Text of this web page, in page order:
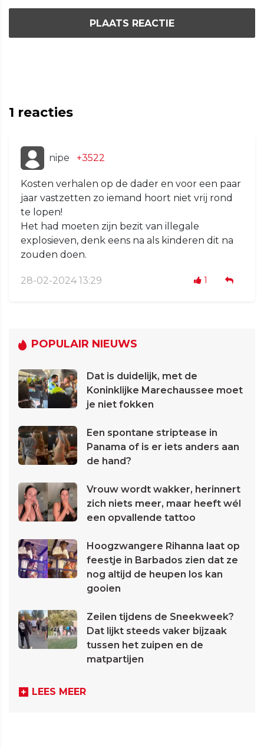
PLAATS REACTIE
1 reacties
nipe +3522
Kosten verhalen op de dader en voor een paar
jaar vastzetten zo iemand hoort niet vrij rond
te lopen!
Het had moeten zijn bezit van illegale
explosieven, denk eens na als kinderen dit na
zouden doen.
28-02-2024 13:29 1
POPULAIR NIEUWS
Dat is duidelijk, met de
Koninklijke Marechaussee moet
je niet fokken
Een spontane striptease in
Panama of is er iets anders aan
de hand?
Vrouw wordt wakker, herinnert
zich niets meer, maar heeft wél
een opvallende tattoo
Hoogzwangere Rihanna laat op
feestje in Barbados zien dat ze
nog altijd de heupen los kan
gooien
Zeilen tijdens de Sneekweek?
Dat lijkt steeds vaker bijzaak
tussen het zuipen en de
matpartijen
LEES MEER